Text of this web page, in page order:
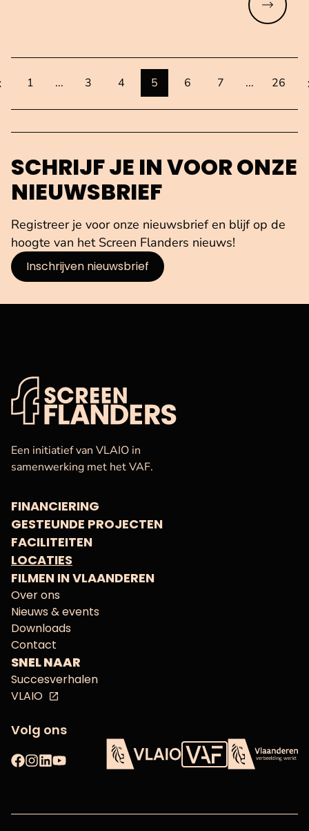
Meer
pagina
pagina
1 toon meer pagina's voor de huidige
... pagina
3 pagina
4 pagina
5 pagina
6 pagina
7 toon meer
... totaal
26
SCHRIJF JE IN VOOR ONZE
NIEUWSBRIEF
Registreer je voor onze nieuwsbrief en blijf op de
hoogte van het Screen Flanders nieuws!
Inschrijven nieuwsbrief
VAF
Een initiatief van VLAIO in
samenwerking met het VAF.
FINANCIERING
GESTEUNDE PROJECTEN
FACILITEITEN
LOCATIES
FILMEN IN VLAANDEREN
Over ons
Nieuws & events
Downloads
Contact
SNEL NAAR
Succesverhalen
VLAIO
Volg ons
Facebook
Instagram
LinkedIn
YouTube
Vlaams Audiovisueel